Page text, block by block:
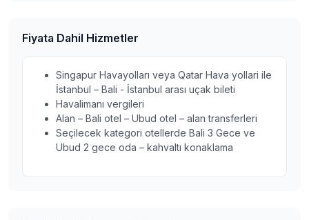
Fiyata Dahil Hizmetler
Singapur Havayolları veya Qatar Hava yollari ile
İstanbul – Bali - İstanbul arası uçak bileti
Havalimanı vergileri
Alan – Bali otel – Ubud otel – alan transferleri
Seçilecek kategori otellerde Bali 3 Gece ve
Ubud 2 gece oda – kahvaltı konaklama